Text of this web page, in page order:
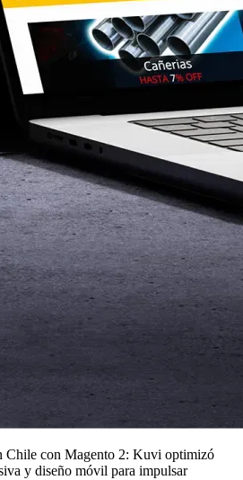
Chile con Magento 2: Kuvi optimizó
y diseño móvil para impulsar